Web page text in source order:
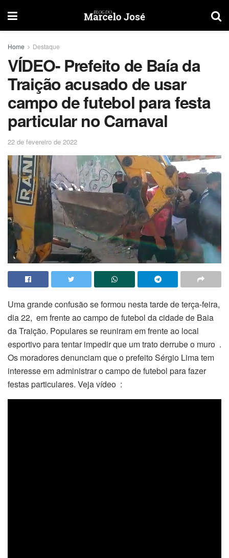
Home Destaque
VÍDEO- Prefeito de Baía da
Traição acusado de usar
campo de futebol para festa
particular no Carnaval
22 de fevereiro de 2022
Uma grande confusão se formou nesta tarde de terça-feira,
dia 22, em frente ao campo de futebol da cidade de Baia
da Traição. Populares se reuniram em frente ao local
esportivo para tentar impedir que um trato derrube o muro .
Os moradores denunciam que o prefeito Sérgio Lima tem
interesse em administrar o campo de futebol para fazer
festas particulares. Veja vídeo :